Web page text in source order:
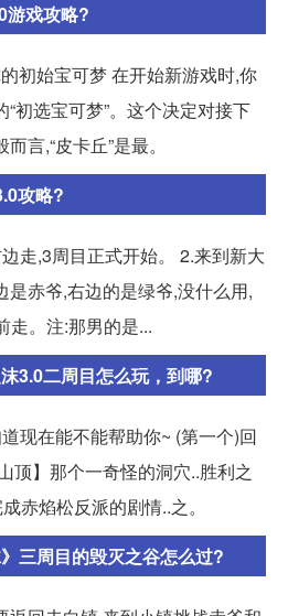
游戏攻略?
初始宝可梦 在开始新游戏时,你
初选宝可梦”。这个决定对接下
言,“皮卡丘”是最。
攻略?
走,3周目正式开始。 2.来到新大
是赤爷,右边的是绿爷,没什么用,
走。注:那男的是...
3.0二周目怎么玩，到哪?
现在能不能帮助你~ (第一个)回
顶】那个一奇怪的洞穴..胜利之
赤焰松反派的剧情..之。
三周目的毁灭之谷怎么过?